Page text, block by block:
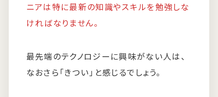
ニアは特に最新の知識やスキルを勉強しな
ければなりません。
最先端のテクノロジーに興味がない人は、
なおさら「きつい」と感じるでしょう。